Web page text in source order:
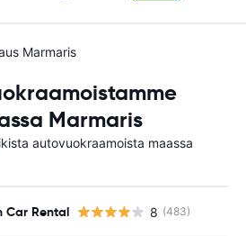
Marmaris
Marmaris
autovuokraamoista maassa
Car Rental 8 (483)